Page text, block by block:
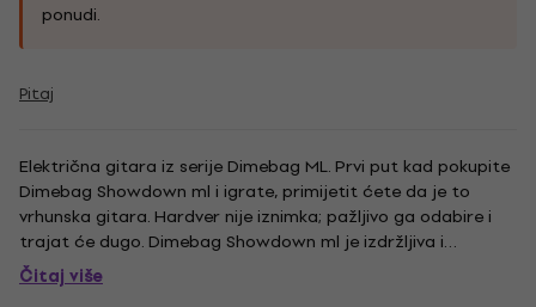
ponudi.
Pitaj
Električna gitara iz serije Dimebag ML. Prvi put kad pokupite
Dimebag Showdown ml i igrate, primijetit ćete da je to
vrhunska gitara. Hardver nije iznimka; pažljivo ga odabire i
trajat će dugo. Dimebag Showdown ml je izdržljiva i
pouzdana, i bit će test vremena dok se još uvijek izvodi i
izgleda sjajno kao i kada je bila potpuno nova. - Tijelo:...
Čitaj više